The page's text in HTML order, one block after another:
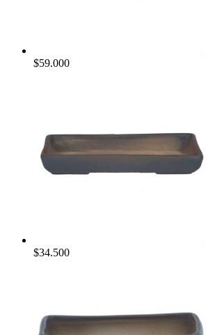
$59.000
$34.500